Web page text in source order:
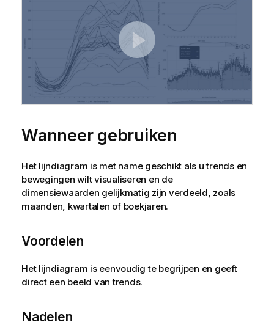
Wanneer gebruiken
Het lijndiagram is met name geschikt als u trends en
bewegingen wilt visualiseren en de
dimensiewaarden gelijkmatig zijn verdeeld, zoals
maanden, kwartalen of boekjaren.
Voordelen
Het lijndiagram is eenvoudig te begrijpen en geeft
direct een beeld van trends.
Nadelen